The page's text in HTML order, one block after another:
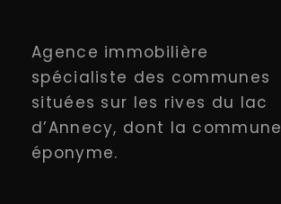
Agence immobilière
spécialiste des communes
situées sur les rives du lac
d’Annecy, dont la commune
éponyme.